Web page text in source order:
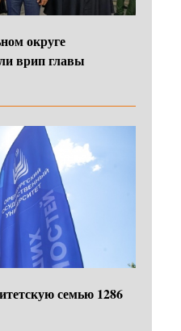
округе
врип главы
семью 1286